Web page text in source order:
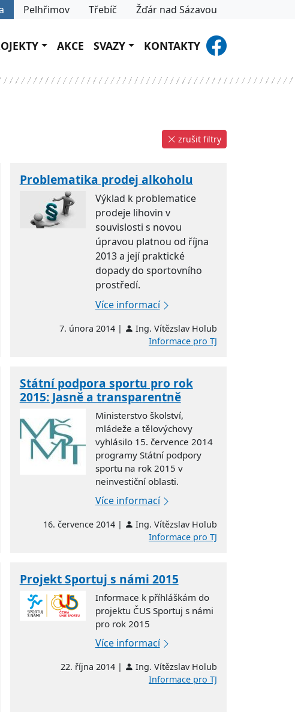
Pelhřimov Třebíč Žďár nad Sázavou
AKCE SVAZY KONTAKTY
zrušit filtry
Problematika prodej alkoholu
Výklad k problematice
prodeje lihovin v
souvislosti s novou
úpravou platnou od října
2013 a její praktické
dopady do sportovního
prostředí.
Více informací
7. února 2014 |
Ing. Vítězslav Holub
Informace pro TJ
Státní podpora sportu pro rok
2015: Jasně a transparentně
Ministerstvo školství,
mládeže a tělovýchovy
vyhlásilo 15. července 2014
programy Státní podpory
sportu na rok 2015 v
neinvestiční oblasti.
Více informací
16. července 2014 |
Ing. Vítězslav Holub
Informace pro TJ
Projekt Sportuj s námi 2015
Informace k příhláškám do
projektu ČUS Sportuj s námi
pro rok 2015
Více informací
22. října 2014 |
Ing. Vítězslav Holub
Informace pro TJ